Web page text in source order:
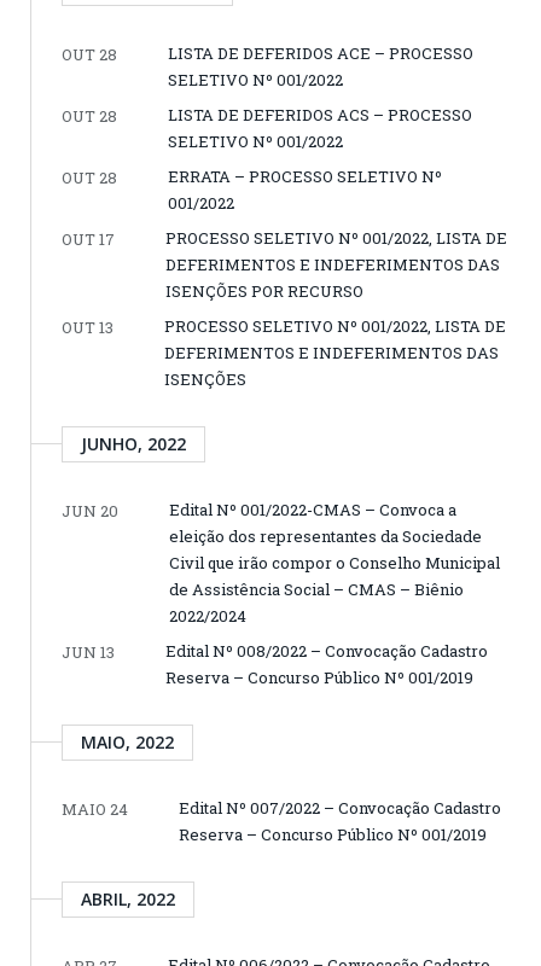
OUT 28
LISTA DE DEFERIDOS ACE – PROCESSO
SELETIVO Nº 001/2022
OUT 28
LISTA DE DEFERIDOS ACS – PROCESSO
SELETIVO Nº 001/2022
OUT 28
ERRATA – PROCESSO SELETIVO Nº
001/2022
OUT 17
PROCESSO SELETIVO Nº 001/2022, LISTA DE
DEFERIMENTOS E INDEFERIMENTOS DAS
ISENÇÕES POR RECURSO
OUT 13
PROCESSO SELETIVO Nº 001/2022, LISTA DE
DEFERIMENTOS E INDEFERIMENTOS DAS
ISENÇÕES
JUNHO, 2022
JUN 20
Edital Nº 001/2022-CMAS – Convoca a
eleição dos representantes da Sociedade
Civil que irão compor o Conselho Municipal
de Assistência Social – CMAS – Biênio
2022/2024
JUN 13
Edital Nº 008/2022 – Convocação Cadastro
Reserva – Concurso Público Nº 001/2019
MAIO, 2022
MAIO 24
Edital Nº 007/2022 – Convocação Cadastro
Reserva – Concurso Público Nº 001/2019
ABRIL, 2022